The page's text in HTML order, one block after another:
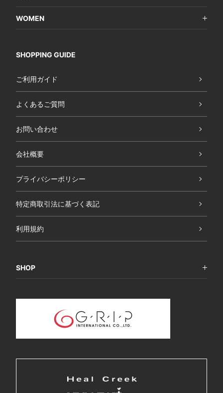
WOMEN
SHOPPING GUIDE
ご利用ガイド
よくあるご質問
お問い合わせ
会社概要
プライバシーポリシー
特定商取引法に基づく表記
利用規約
SHOP